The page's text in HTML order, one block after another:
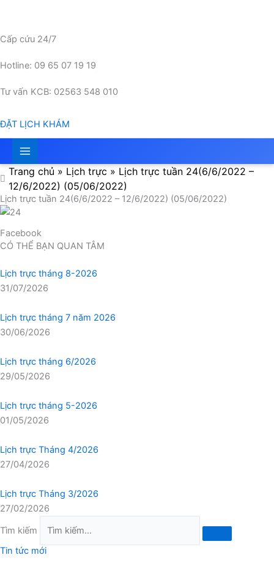
nội
Cấp cứu 24/7
Hotline: 09 65 07 19 19
Tư vấn KCB: 02563 548 010
ĐẶT LỊCH KHÁM
Trang chủ » Lịch trực » Lịch trực tuần 24(6/6/2022 –
12/6/2022) (05/06/2022)
Lịch trực tuần 24(6/6/2022 – 12/6/2022) (05/06/2022)
Facebook
CÓ THỂ BẠN QUAN TÂM
Lịch trực tháng 8-2026
31/07/2026
Lịch trực tháng 7 năm 2026
30/06/2026
Lịch trực tháng 6/2026
29/05/2026
Lịch trực tháng 5-2026
01/05/2026
Lịch trực Tháng 4/2026
27/04/2026
Lịch trực Tháng 3/2026
27/02/2026
Tìm kiếm
Tin tức mới